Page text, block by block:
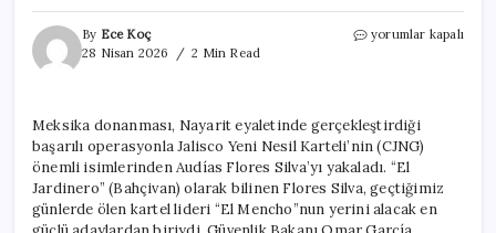
By Ece Koç
28 Nisan 2026
2 Min Read
Uyuşturucu
Ödül:
Audías
Flores
Silva
Yakalandı
yorumlar kapalı
Meksika donanması, Nayarit eyaletinde gerçekleştirdiği
başarılı operasyonla Jalisco Yeni Nesil Karteli’nin (CJNG)
önemli isimlerinden Audías Flores Silva’yı yakaladı. “El
Jardinero” (Bahçivan) olarak bilinen Flores Silva, geçtiğimiz
günlerde ölen kartel lideri “El Mencho”nun yerini alacak en